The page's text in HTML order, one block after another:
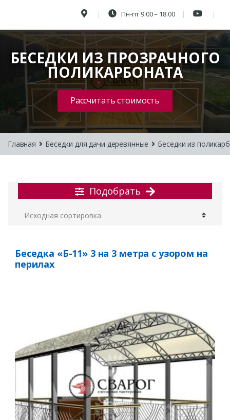
Пн-пт 9.00 – 18.00
БЕСЕДКИ ИЗ ПРОЗРАЧНОГО
ПОЛИКАРБОНАТА
Рассчитать стоимость
Главная Беседки для дачи деревянные Беседки из
Подобрать
Беседка «Б-11» 3 на 3 метра с узором на
перилах